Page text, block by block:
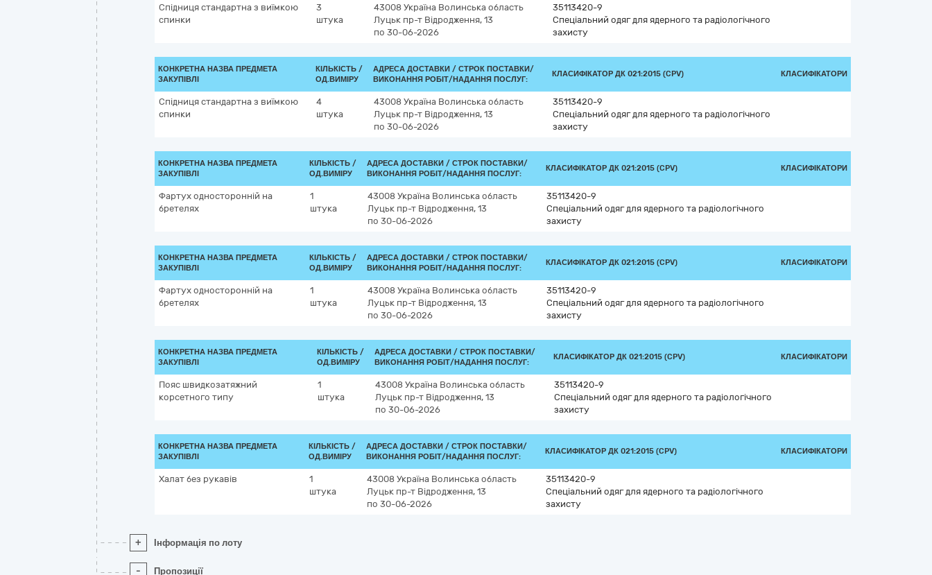
Спідниця стандартна з виїмкою
спинки
3
штука
43008 Україна Волинська область
Луцьк пр-т Відродження, 13
по 30-06-2026
35113420-9
Спеціальний одяг для ядерного та радіологічного
захисту
КОНКРЕТНА НАЗВА ПРЕДМЕТА
ЗАКУПІВЛІ
КІЛЬКІСТЬ /
ОД.ВИМІРУ
АДРЕСА ДОСТАВКИ / СТРОК ПОСТАВКИ/
ВИКОНАННЯ РОБІТ/НАДАННЯ ПОСЛУГ:
КЛАСИФІКАТОР ДК 021:2015 (CPV) КЛАСИФІКАТОРИ
Спідниця стандартна з виїмкою
спинки
4
штука
43008 Україна Волинська область
Луцьк пр-т Відродження, 13
по 30-06-2026
35113420-9
Спеціальний одяг для ядерного та радіологічного
захисту
КОНКРЕТНА НАЗВА ПРЕДМЕТА
ЗАКУПІВЛІ
КІЛЬКІСТЬ /
ОД.ВИМІРУ
АДРЕСА ДОСТАВКИ / СТРОК ПОСТАВКИ/
ВИКОНАННЯ РОБІТ/НАДАННЯ ПОСЛУГ:
КЛАСИФІКАТОР ДК 021:2015 (CPV) КЛАСИФІКАТОРИ
Фартух односторонній на
бретелях
1
штука
43008 Україна Волинська область
Луцьк пр-т Відродження, 13
по 30-06-2026
35113420-9
Спеціальний одяг для ядерного та радіологічного
захисту
КОНКРЕТНА НАЗВА ПРЕДМЕТА
ЗАКУПІВЛІ
КІЛЬКІСТЬ /
ОД.ВИМІРУ
АДРЕСА ДОСТАВКИ / СТРОК ПОСТАВКИ/
ВИКОНАННЯ РОБІТ/НАДАННЯ ПОСЛУГ:
КЛАСИФІКАТОР ДК 021:2015 (CPV) КЛАСИФІКАТОРИ
Фартух односторонній на
бретелях
1
штука
43008 Україна Волинська область
Луцьк пр-т Відродження, 13
по 30-06-2026
35113420-9
Спеціальний одяг для ядерного та радіологічного
захисту
КОНКРЕТНА НАЗВА ПРЕДМЕТА
ЗАКУПІВЛІ
КІЛЬКІСТЬ /
ОД.ВИМІРУ
АДРЕСА ДОСТАВКИ / СТРОК ПОСТАВКИ/
ВИКОНАННЯ РОБІТ/НАДАННЯ ПОСЛУГ:
КЛАСИФІКАТОР ДК 021:2015 (CPV) КЛАСИФІКАТОРИ
Пояс швидкозатяжний
корсетного типу
1
штука
43008 Україна Волинська область
Луцьк пр-т Відродження, 13
по 30-06-2026
35113420-9
Спеціальний одяг для ядерного та радіологічного
захисту
КОНКРЕТНА НАЗВА ПРЕДМЕТА
ЗАКУПІВЛІ
КІЛЬКІСТЬ /
ОД.ВИМІРУ
АДРЕСА ДОСТАВКИ / СТРОК ПОСТАВКИ/
ВИКОНАННЯ РОБІТ/НАДАННЯ ПОСЛУГ:
КЛАСИФІКАТОР ДК 021:2015 (CPV) КЛАСИФІКАТОРИ
Халат без рукавів
1
штука
43008 Україна Волинська область
Луцьк пр-т Відродження, 13
по 30-06-2026
35113420-9
Спеціальний одяг для ядерного та радіологічного
захисту
+ Інформація по лоту
- Пропозиції